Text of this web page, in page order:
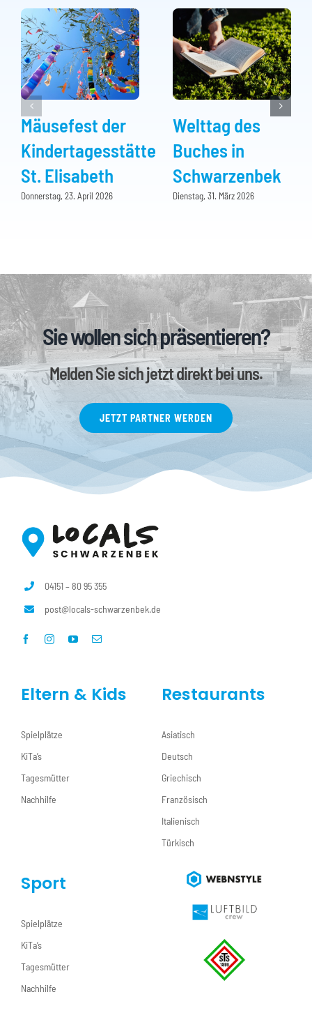
Mäusefest der
Kindertagesstätte
St. Elisabeth
Donnerstag, 23. April 2026
Welttag des
Buches in
Schwarzenbek
Dienstag, 31. März 2026
Sie wollen sich präsentieren?
Melden Sie sich jetzt direkt bei uns.
JETZT PARTNER WERDEN
04151 – 80 95 355
post@locals-schwarzenbek.de
Eltern & Kids
Spielplätze
KiTa’s
Tagesmütter
Nachhilfe
Restaurants
Asiatisch
Deutsch
Griechisch
Französisch
Italienisch
Türkisch
Sport
Spielplätze
KiTa’s
Tagesmütter
Nachhilfe